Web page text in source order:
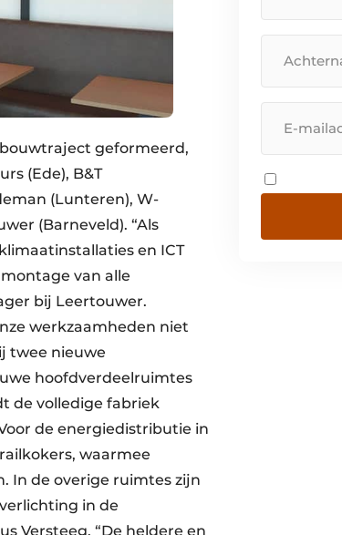
geformeerd,
(Ede), B&T
(Lunteren), W-
(Barneveld). “Als
en ICT
van alle
bij Leertouwer.
werkzaamheden niet
twee nieuwe
hoofdverdeelruimtes
de volledige fabriek
de energiedistributie in
waarmee
In de overige ruimtes zijn
in de
Versteeg. “De heldere en